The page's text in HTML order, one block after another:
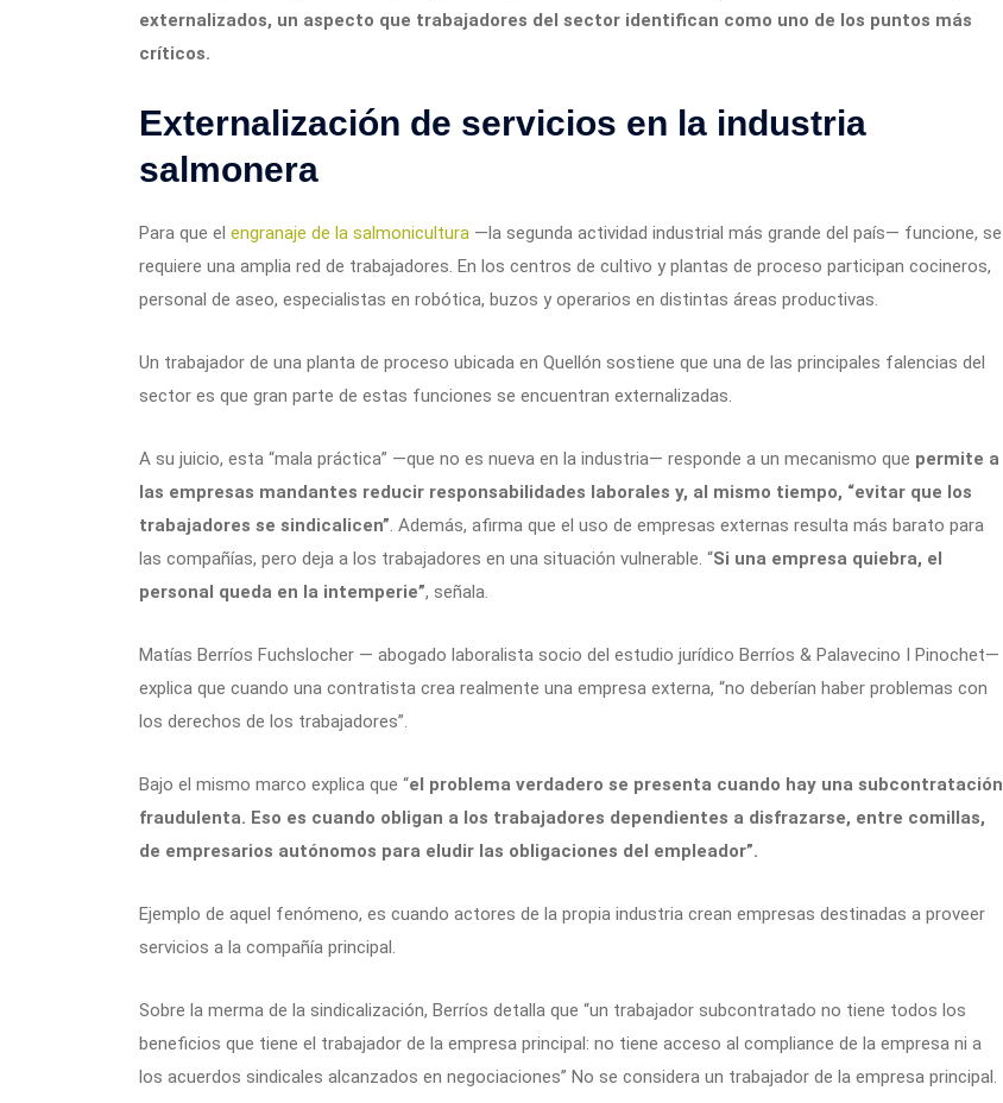
externalizados, un aspecto que trabajadores del sector identifican como uno de los puntos más
críticos.
Externalización de servicios en la industria
salmonera
Para que el engranaje de la salmonicultura —la segunda actividad industrial más grande del país— funcione, se
requiere una amplia red de trabajadores. En los centros de cultivo y plantas de proceso participan cocineros,
personal de aseo, especialistas en robótica, buzos y operarios en distintas áreas productivas.
Un trabajador de una planta de proceso ubicada en Quellón sostiene que una de las principales falencias del
sector es que gran parte de estas funciones se encuentran externalizadas.
A su juicio, esta “mala práctica” —que no es nueva en la industria— responde a un mecanismo que permite a
las empresas mandantes reducir responsabilidades laborales y, al mismo tiempo, “evitar que los
trabajadores se sindicalicen”. Además, afirma que el uso de empresas externas resulta más barato para
las compañías, pero deja a los trabajadores en una situación vulnerable. “Si una empresa quiebra, el
personal queda en la intemperie”, señala.
Matías Berríos Fuchslocher — abogado laboralista socio del estudio jurídico Berríos & Palavecino I Pinochet—
explica que cuando una contratista crea realmente una empresa externa, “no deberían haber problemas con
los derechos de los trabajadores”.
Bajo el mismo marco explica que “el problema verdadero se presenta cuando hay una subcontratación
fraudulenta. Eso es cuando obligan a los trabajadores dependientes a disfrazarse, entre comillas,
de empresarios autónomos para eludir las obligaciones del empleador”.
Ejemplo de aquel fenómeno, es cuando actores de la propia industria crean empresas destinadas a proveer
servicios a la compañía principal.
Sobre la merma de la sindicalización, Berríos detalla que “un trabajador subcontratado no tiene todos los
beneficios que tiene el trabajador de la empresa principal: no tiene acceso al compliance de la empresa ni a
los acuerdos sindicales alcanzados en negociaciones” No se considera un trabajador de la empresa principal.